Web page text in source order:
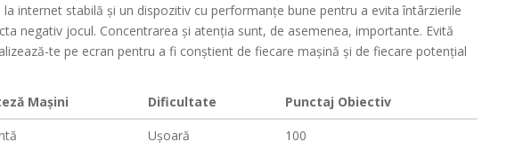
la internet stabilă și un dispozitiv cu performanțe bune pentru a evita întârzierile
negativ jocul. Concentrarea și atenția sunt, de asemenea, importante. Evită
te pe ecran pentru a fi conștient de fiecare mașină și de fiecare potențial
Mașini Dificultate
Punctaj Obiectiv
Ușoară
100